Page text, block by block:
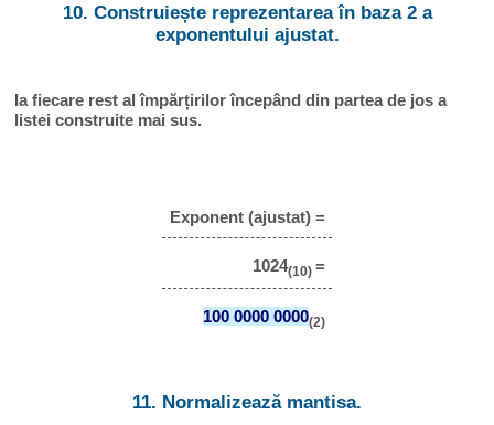
10. Construiește reprezentarea în baza 2 a
exponentului ajustat.
Ia fiecare rest al împărțirilor începând din partea de jos a
listei construite mai sus.
Exponent (ajustat) =
1024(10) =
100 0000 0000(2)
11. Normalizează mantisa.